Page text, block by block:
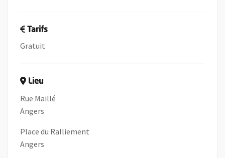
Tarifs
Gratuit
Lieu
Rue Maillé
Angers
Place du Ralliement
Angers